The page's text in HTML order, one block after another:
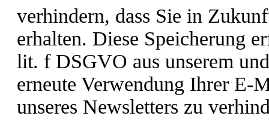
verhindern, dass Sie in
erhalten. Diese Speicherung
lit. f DSGVO aus unserem
erneute Verwendung Ihrer E-
unseres Newsletters zu